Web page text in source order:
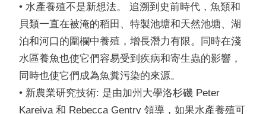
• 水產養殖不是新想法。 追溯到史前時代，魚類和
貝類一直在被淹的稻田、特製池塘和天然池塘、湖
泊和河口的圍欄中養殖，增長潛力有限。同時在淺
水區養魚也使它們容易受到疾病和寄生蟲的影響，
同時也使它們成為魚糞污染的來源。
• 新農業研究技術: 是由加州大學洛杉磯 Peter
Kareiva 和 Rebecca Gentry 領導，如果水產養殖可